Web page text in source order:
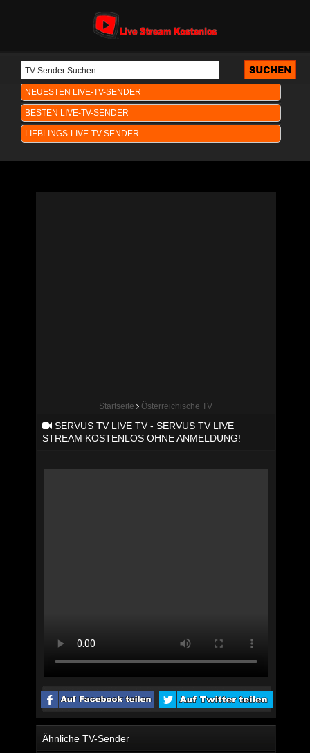
NEUESTEN LIVE-TV-SENDER
BESTEN LIVE-TV-SENDER
LIEBLINGS-LIVE-TV-SENDER
Startseite Österreichische TV
SERVUS TV LIVE TV - SERVUS TV LIVE
STREAM KOSTENLOS OHNE ANMELDUNG!
Ähnliche TV-Sender